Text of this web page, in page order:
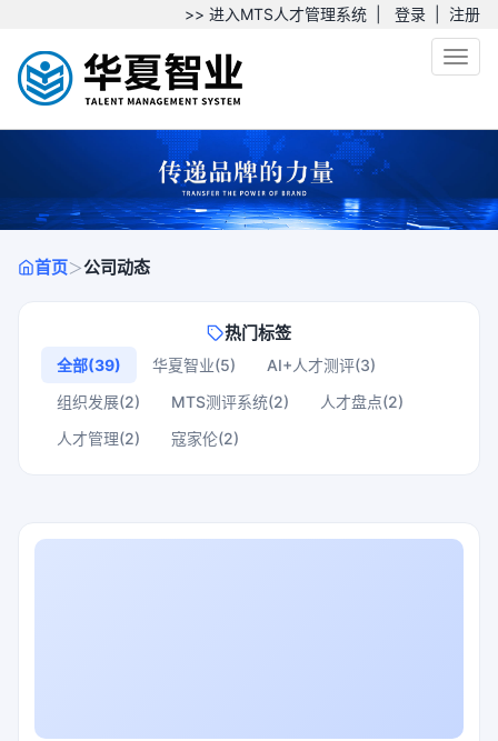
>> 进入MTS人才管理系统 登录 注册
首页＞公司动态
热门标签
全部(39) 华夏智业(5)
AI+人才测评(3)
组织发展(2)
MTS测评系统(2)
人才盘点(2)
人才管理(2)
寇家伦(2)